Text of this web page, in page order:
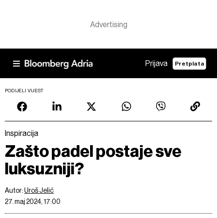
Prijava Pretplata
PODIJELI VIJEST
Inspiracija
Zašto padel postaje sve
luksuzniji?
Autor:Uroš Jelić
27. maj 2024, 17:00